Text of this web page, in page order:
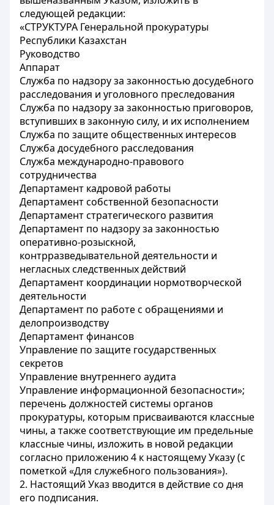
следующей редакции:
«СТРУКТУРА Генеральной прокуратуры
Республики Казахстан
Руководство
Аппарат
Служба по надзору за законностью досудебного
расследования и уголовного преследования
Служба по надзору за законностью приговоров,
вступивших в законную силу, и их исполнением
Служба по защите общественных интересов
Служба досудебного расследования
Служба международно-правового
сотрудничества
Департамент кадровой работы
Департамент собственной безопасности
Департамент стратегического развития
Департамент по надзору за законностью
оперативно-розыскной,
контрразведывательной деятельности и
негласных следственных действий
Департамент координации нормотворческой
деятельности
Департамент по работе с обращениями и
делопроизводству
Департамент финансов
Управление по защите государственных
секретов
Управление внутреннего аудита
Управление информационной безопасности»;
перечень должностей системы органов
прокуратуры, которым присваиваются классные
чины, а также соответствующие им предельные
классные чины, изложить в новой редакции
согласно приложению 4 к настоящему Указу (с
пометкой «Для служебного пользования»).
2. Настоящий Указ вводится в действие со дня
его подписания.